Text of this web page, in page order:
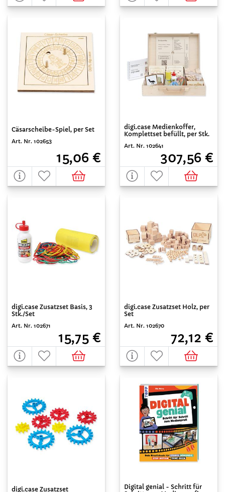
Cäsarscheibe-Spiel, per Set
Art. Nr. 102653
15,06 €
digi.case Medienkoffer,
Komplettset befüllt, per Stk.
Art. Nr. 102641
307,56 €
digi.case Zusatzset Basis, 3
Stk./Set
Art. Nr. 102671
15,75 €
digi.case Zusatzset Holz, per
Set
Art. Nr. 102670
72,12 €
digi.case Zusatzset
Digital genial - Schritt für